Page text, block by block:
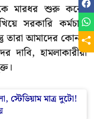
মারধর শুরু করে।
সরকারি কর্মচারী
তারা আমাদের কোনও
দাবি, হামলাকারীরা
স্টেডিয়াম মাত্র দুটো!